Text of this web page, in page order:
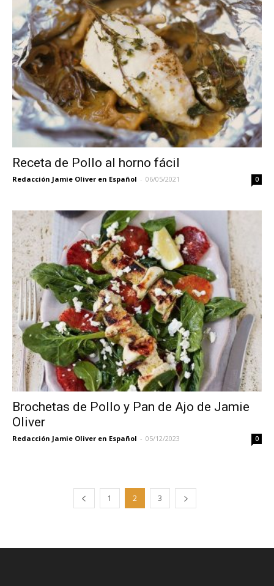
Receta de Pollo al horno fácil
Redacción Jamie Oliver en Español - 06/05/2021 0
Brochetas de Pollo y Pan de Ajo de Jamie
Oliver
Redacción Jamie Oliver en Español - 05/12/2023 0
1 2 3